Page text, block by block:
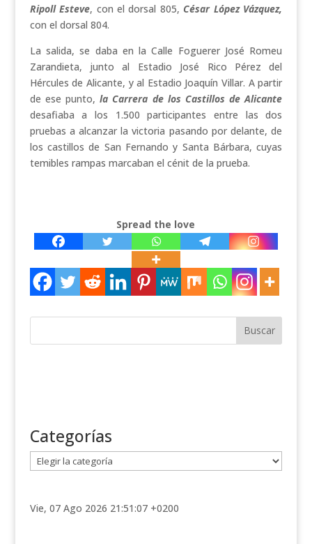
Ripoll Esteve, con el dorsal 805, César López Vázquez,
con el dorsal 804.
La salida, se daba en la Calle Foguerer José Romeu
Zarandieta, junto al Estadio José Rico Pérez del
Hércules de Alicante, y al Estadio Joaquín Villar. A partir
de ese punto,la Carrera de los Castillos de Alicante
desafiaba a los 1.500 participantes entre las dos
pruebas a alcanzar la victoria pasando pordelante, de
los castillos de San Fernando y Santa Bárbara, cuyas
temibles rampas marcaban el cénit de la prueba.
Spread the love
Categorías
a
e
Vie, 07 Ago 2026 21:51:07 +0200